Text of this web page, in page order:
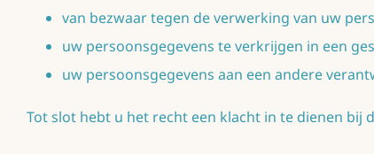
van bezwaar tegen de verwerking van uw
uw persoonsgegevens te verkrijgen in een
uw persoonsgegevens aan een andere
Tot slot hebt u het recht een klacht in te dienen bij